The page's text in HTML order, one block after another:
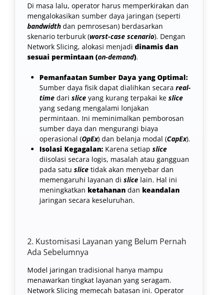
Di masa lalu, operator harus memperkirakan dan
mengalokasikan sumber daya jaringan (seperti
bandwidth dan pemrosesan) berdasarkan
skenario terburuk (worst-case scenario). Dengan
Network Slicing, alokasi menjadi dinamis dan
sesuai permintaan (on-demand).
Pemanfaatan Sumber Daya yang Optimal:
Sumber daya fisik dapat dialihkan secara real-
time dari slice yang kurang terpakai ke slice
yang sedang mengalami lonjakan
permintaan. Ini meminimalkan pemborosan
sumber daya dan mengurangi biaya
operasional (OpEx) dan belanja modal (CapEx).
Isolasi Kegagalan: Karena setiap slice
diisolasi secara logis, masalah atau gangguan
pada satu slice tidak akan menyebar dan
memengaruhi layanan di slice lain. Hal ini
meningkatkan ketahanan dan keandalan
jaringan secara keseluruhan.
2. Kustomisasi Layanan yang Belum Pernah
Ada Sebelumnya
Model jaringan tradisional hanya mampu
menawarkan tingkat layanan yang seragam.
Network Slicing memecah batasan ini. Operator